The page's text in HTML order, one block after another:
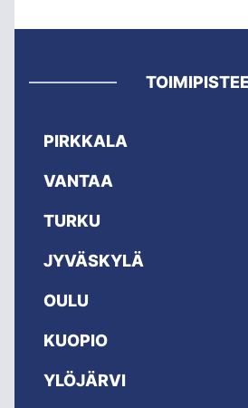
PIRKKALA
VANTAA
TURKU
JYVÄSKYLÄ
OULU
KUOPIO
YLÖJÄRVI